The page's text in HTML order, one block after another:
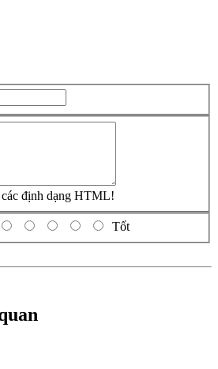
định dạng HTML!
Tốt